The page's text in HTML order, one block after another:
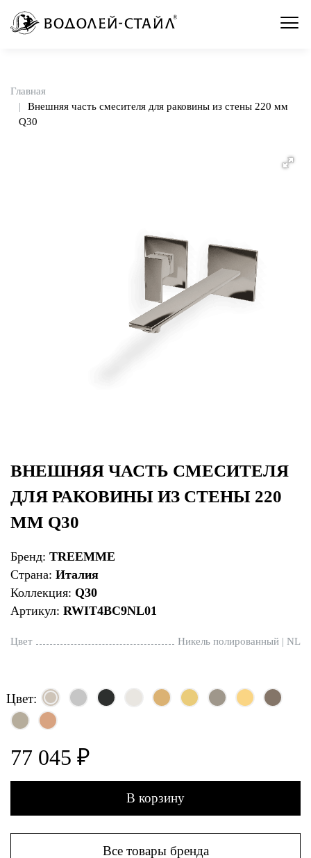
Главная
Внешняя часть смесителя для раковины из стены 220 мм
Q30
ВНЕШНЯЯ ЧАСТЬ СМЕСИТЕЛЯ
ДЛЯ РАКОВИНЫ ИЗ СТЕНЫ 220
ММ Q30
Бренд: TREEMME
Страна: Италия
Коллекция: Q30
Артикул: RWIT4BC9NL01
Цвет Никель полированный | NL
Цвет:
77 045 ₽
В корзину
Все товары бренда